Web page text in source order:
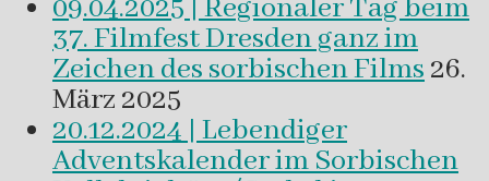
09.04.2025 | Regionaler Tag beim
37. Filmfest Dresden ganz im
Zeichen des sorbischen Films 26.
März 2025
20.12.2024 | Lebendiger
Adventskalender im Sorbischen